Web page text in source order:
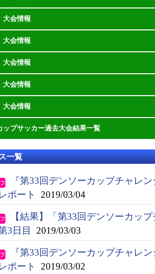
会情報
会情報
会情報
会情報
会情報
ップサッカー過去大会結果一覧
一覧
『第33回デンソーカップチャレ
ポート
2019/03/04
【結果】「第33回デンソーカッ
3日目
2019/03/03
『第33回デンソーカップチャレ
ポート
2019/03/02